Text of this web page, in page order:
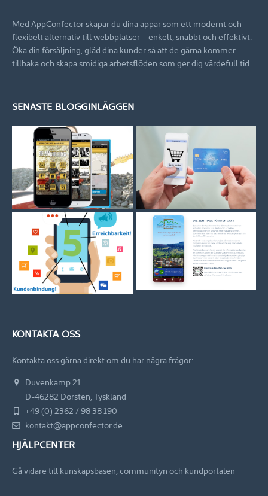
Med AppConfector skapar du dina appar som ett modernt och
flexibelt alternativ till webbplatser – enkelt, snabbt och effektivt.
Öka din försäljning, gläd dina kunder så att de gärna kommer
tillbaka och skapa smidiga arbetsflöden som ger dig värdefull tid.
SENASTE BLOGGINLÄGGEN
KONTAKTA OSS
Kontakta oss gärna direkt om du har några frågor:
Duvenkamp 21
D-46282 Dorsten, Tyskland
+49 (0) 2362 / 98 38 190
kontakt@appconfector.de
HJÄLPCENTER
Gå vidare till kunskapsbasen, communityn och kundportalen